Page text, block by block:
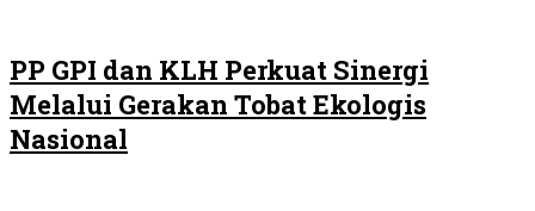
PP GPI dan KLH Perkuat Sinergi
Melalui Gerakan Tobat Ekologis
Nasional